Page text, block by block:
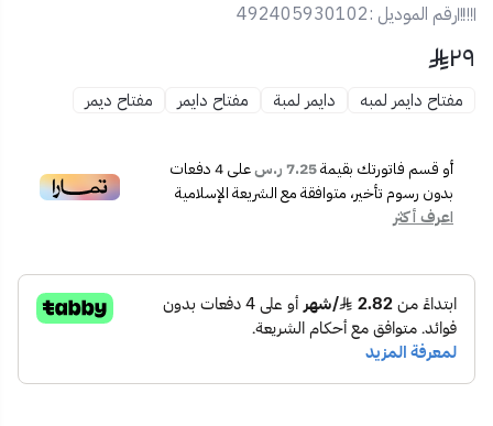
✨المميزات:
🖤 تصميم فاخر بلون أسود بيانو يناسب ديكورات المنازل
💡 قدرة تحكم حتى 500 واط – مثالي للمبات القابلة للتعتيم.
📏 مقاس قياسي 7x7 لتناسق مثالي مع مفاتيح الإنارة الأخرى.
⚙️ خامات عالية الجودة لضمان أداء مستقر وعمر أطول.
📦محتويات المنتج:
قاعدة تثبيت وتعليمات التركيب
📍الاستخدام المثالي:
مثالي لغرف النوم، صالات الجلوس، المطاعم أو الأماكن التي تحتاج
إضاءة ناعمة قابلة للتعديل.
💡نصيحة احترافية:
رقم الموديل :492405930102
٢٩
مفتاح دايمر لمبه دايمر لمبة مفتاح دايمر مفتاح ديمر
أو قسم فاتورتك بقيمة7.25 ر.س على4دفعات
بدون رسوم تأخير، متوافقة مع الشريعة الإسلامية
اعرف أكثر